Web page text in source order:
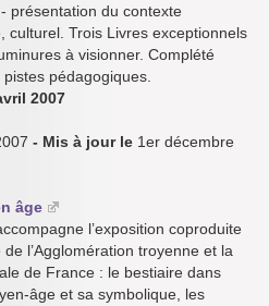
présentation du contexte
culturel. Trois Livres exceptionnels
à visionner. Complété
pédagogiques.
2007
- Mis à jour le 1er décembre
âge
l’exposition coproduite
l’Agglomération troyenne et la
de France : le bestiaire dans
âge et sa symbolique, les